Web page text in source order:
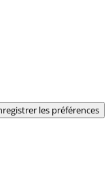
les préférences